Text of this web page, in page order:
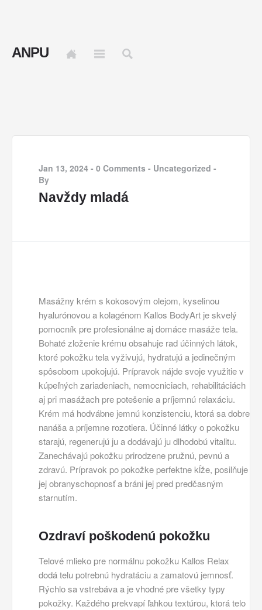
ANPU
Jan 13, 2024 - 0 Comments - Uncategorized -
By
Navždy mladá
Masážny krém s kokosovým olejom, kyselinou
hyalurónovou a kolagénom Kallos BodyArt je skvelý
pomocník pre profesionálne aj domáce masáže tela.
Bohaté zloženie krému obsahuje rad účinných látok,
ktoré pokožku tela vyživujú, hydratujú a jedinečným
spôsobom upokojujú. Prípravok nájde svoje využitie v
kúpeľných zariadeniach, nemocniciach, rehabilitáciách
aj pri masážach pre potešenie a príjemnú relaxáciu.
Krém má hodvábne jemnú konzistenciu, ktorá sa dobre
nanáša a príjemne rozotiera. Účinné látky o pokožku
starajú, regenerujú ju a dodávajú ju dlhodobú vitalitu.
Zanechávajú pokožku prirodzene pružnú, pevnú a
zdravú. Prípravok po pokožke perfektne kĺže, posilňuje
jej obranyschopnosť a bráni jej pred predčasným
starnutím.
Ozdraví poškodenú pokožku
Telové mlieko pre normálnu pokožku Kallos Relax
dodá telu potrebnú hydratáciu a zamatovú jemnosť.
Rýchlo sa vstrebáva a je vhodné pre všetky typy
pokožky. Každého prekvapí ľahkou textúrou, ktorá telo